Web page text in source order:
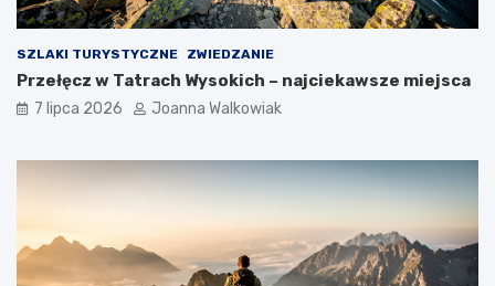
SZLAKI TURYSTYCZNE ZWIEDZANIE
Przełęcz w Tatrach Wysokich – najciekawsze miejsca
7 lipca 2026 Joanna Walkowiak